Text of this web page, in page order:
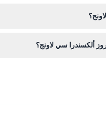
ألكسندرا سي لاونج؟